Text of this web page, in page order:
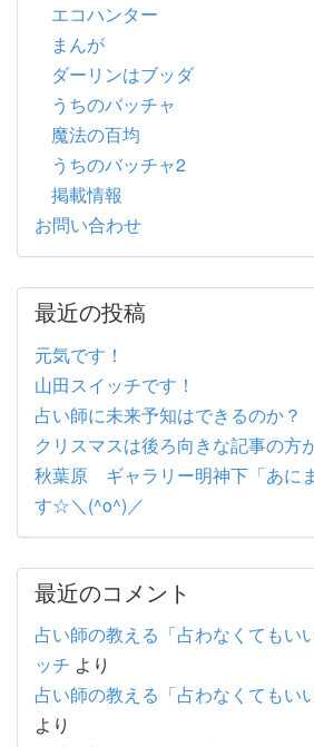
エコハンター
まんが
ダーリンはブッダ
うちのバッチャ
魔法の百均
うちのバッチャ2
掲載情報
お問い合わせ
最近の投稿
元気です！
山田スイッチです！
占い師に未来予知はできるのか？
クリスマスは後ろ向きな記事の方
秋葉原 ギャラリー明神下「あに
す☆＼(^o^)／
最近のコメント
占い師の教える「占わなくてもい
ッチ より
占い師の教える「占わなくてもい
より